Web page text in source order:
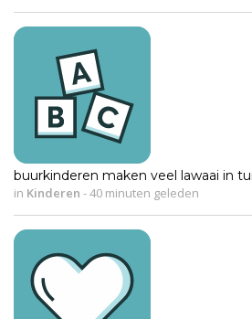
buurkinderen maken veel lawaai in
in Kinderen -40 minuten geleden